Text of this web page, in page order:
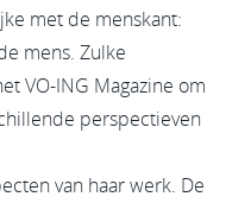
met de menskant:
mens. Zulke
VO-ING Magazine om
perspectieven
van haar werk. De